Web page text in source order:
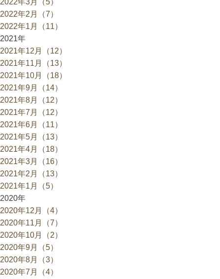
2022年2月（7）
2022年1月（11）
2021年
2021年12月（12）
2021年11月（13）
2021年10月（18）
2021年9月（14）
2021年8月（12）
2021年7月（12）
2021年6月（11）
2021年5月（13）
2021年4月（18）
2021年3月（16）
2021年2月（13）
2021年1月（5）
2020年
2020年12月（4）
2020年11月（7）
2020年10月（2）
2020年9月（5）
2020年8月（3）
2020年7月（4）